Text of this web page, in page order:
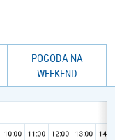
POGODA NA
WEEKEND